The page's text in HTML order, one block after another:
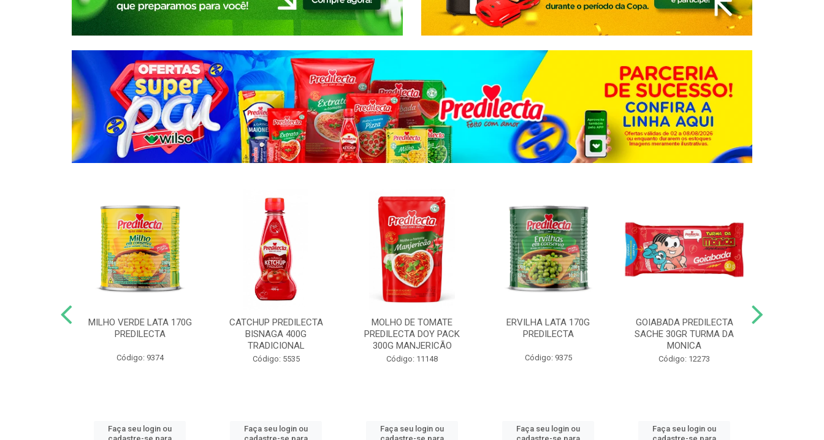
MILHO VERDE LATA 170G
PREDILECTA
Código: 9374
Faça seu login ou
CATCHUP PREDILECTA
BISNAGA 400G
TRADICIONAL
Código: 5535
Faça seu login ou
MOLHO DE TOMATE
PREDILECTA DOY PACK
300G MANJERICÃO
Código: 11148
Faça seu login ou
ERVILHA LATA 170G
PREDILECTA
Código: 9375
Faça seu login ou
GOIABADA PREDILECTA
SACHE 30GR TURMA DA
MONICA
Código: 12273
Faça seu login ou